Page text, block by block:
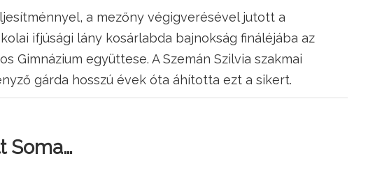
a mezőny végigverésével jutott a
ifjúsági lány kosárlabda bajnokság fináléjába az
Gimnázium együttese. A Szemán Szilvia szakmai
gárda hosszú évek óta áhította ezt a sikert.
Soma…